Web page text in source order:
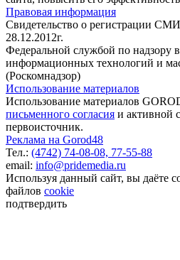
Правовая информация
Свидетельство о регистрации
28.12.2012г.
Федеральной службой по надзору в
информационных технологий и
(Роскомнадзор)
Использование материалов
Использование материалов
письменного согласия и активной
первоисточник.
Реклама на Gorod48
Тел.: (4742) 74-08-08, 77-55-88
email: info@pridemedia.ru
Используя данный сайт, вы даёте
файлов cookie
подтвердить